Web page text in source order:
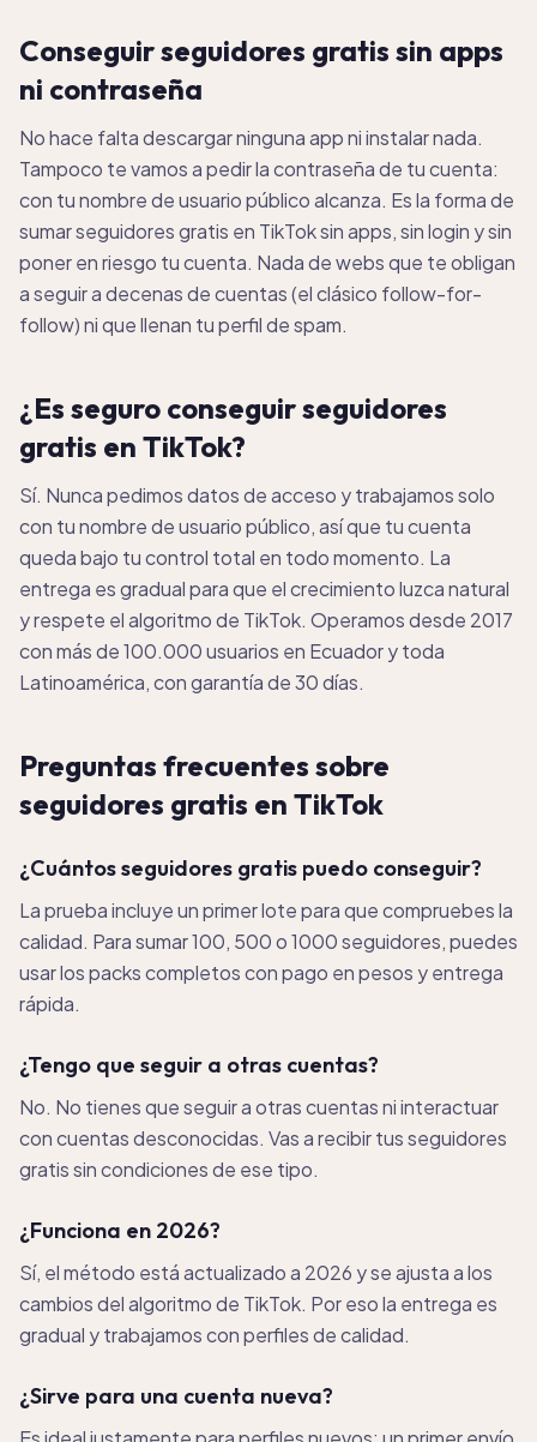
Conseguir seguidores gratis sin apps
ni contraseña
No hace falta descargar ninguna app ni instalar nada.
Tampoco te vamos a pedir la contraseña de tu cuenta:
con tu nombre de usuario público alcanza. Es la forma de
sumar seguidores gratis en TikTok sin apps, sin login y sin
poner en riesgo tu cuenta. Nada de webs que te obligan
a seguir a decenas de cuentas (el clásico follow-for-
follow) ni que llenan tu perfil de spam.
¿Es seguro conseguir seguidores
gratis en TikTok?
Sí. Nunca pedimos datos de acceso y trabajamos solo
con tu nombre de usuario público, así que tu cuenta
queda bajo tu control total en todo momento. La
entrega es gradual para que el crecimiento luzca natural
y respete el algoritmo de TikTok. Operamos desde 2017
con más de 100.000 usuarios en Ecuador y toda
Latinoamérica, con garantía de 30 días.
Preguntas frecuentes sobre
seguidores gratis en TikTok
¿Cuántos seguidores gratis puedo conseguir?
La prueba incluye un primer lote para que compruebes la
calidad. Para sumar 100, 500 o 1000 seguidores, puedes
usar los packs completos con pago en pesos y entrega
rápida.
¿Tengo que seguir a otras cuentas?
No. No tienes que seguir a otras cuentas ni interactuar
con cuentas desconocidas. Vas a recibir tus seguidores
gratis sin condiciones de ese tipo.
¿Funciona en 2026?
Sí, el método está actualizado a 2026 y se ajusta a los
cambios del algoritmo de TikTok. Por eso la entrega es
gradual y trabajamos con perfiles de calidad.
¿Sirve para una cuenta nueva?